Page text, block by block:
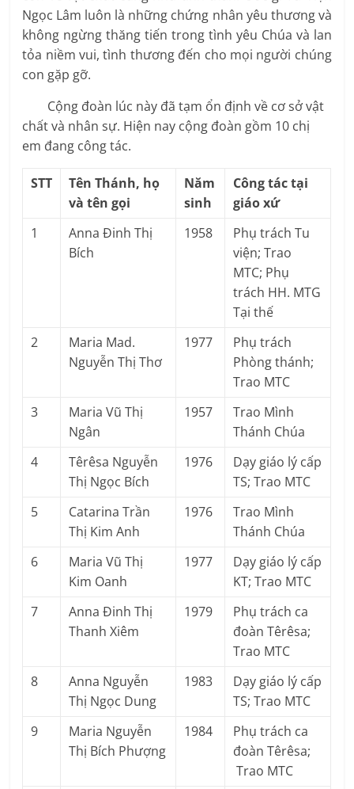
Ngọc Lâm luôn là những chứng nhân yêu thương và
không ngừng thăng tiến trong tình yêu Chúa và lan
tỏa niềm vui, tình thương đến cho mọi người chúng
con gặp gỡ.
Cộng đoàn lúc này đã tạm ổn định về cơ sở vật
chất và nhân sự. Hiện nay cộng đoàn gồm 10 chị
em đang công tác.
STT
Tên Thánh, họ
và tên gọi
Năm
sinh
Công tác tại
giáo xứ
1
Anna Đinh Thị
Bích
1958
Phụ trách Tu
viện; Trao
MTC; Phụ
trách HH. MTG
Tại thế
2
Maria Mad.
Nguyễn Thị Thơ
1977
Phụ trách
Phòng thánh;
Trao MTC
3
Maria Vũ Thị
Ngân
1957
Trao Mình
Thánh Chúa
4
Têrêsa Nguyễn
Thị Ngọc Bích
1976
Dạy giáo lý cấp
TS; Trao MTC
5
Catarina Trần
Thị Kim Anh
1976
Trao Mình
Thánh Chúa
6
Maria Vũ Thị
Kim Oanh
1977
Dạy giáo lý cấp
KT; Trao MTC
7
Anna Đinh Thị
Thanh Xiêm
1979
Phụ trách ca
đoàn Têrêsa;
Trao MTC
8
Anna Nguyễn
Thị Ngọc Dung
1983
Dạy giáo lý cấp
TS; Trao MTC
9
Maria Nguyễn
Thị Bích Phượng
1984
Phụ trách ca
đoàn Têrêsa;
Trao MTC